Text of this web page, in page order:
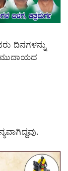
ದಿನಗಳನ್ನು